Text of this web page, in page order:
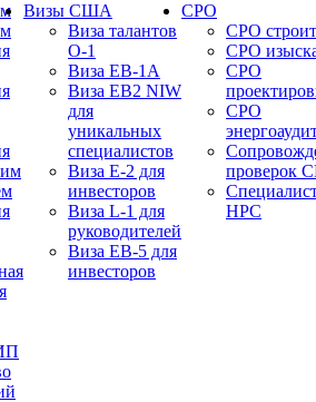
Визы США
Виза талантов
О-1
Виза EB-1A
Виза EB2 NIW
для
уникальных
специалистов
Виза E-2 для
инвесторов
Виза L-1 для
руководителей
Виза EB-5 для
инвесторов
СРО
СРО
СРО
СРО
СРО
проверок
НРС